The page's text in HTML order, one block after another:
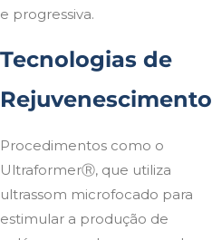
e progressiva.
Tecnologias de
Rejuvenescimento
Procedimentos como o
UltraformerⓇ, que utiliza
ultrassom microfocado para
estimular a produção de